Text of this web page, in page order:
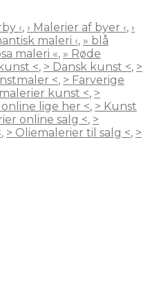
‹, › Malerier af byer ‹, ›
maleri ‹, » blå
maleri «, » Røde
<, > Dansk kunst <, >
<, > Farverige
kunst <, >
lige her <, > Kunst
online salg <, >
, > Oliemalerier til salg <, >